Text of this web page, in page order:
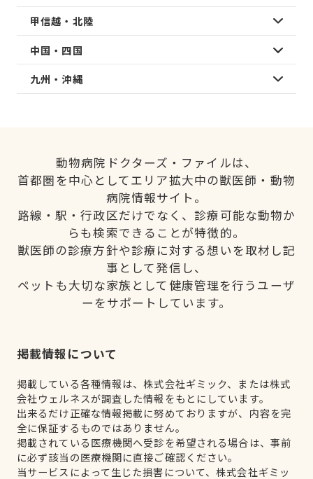
甲信越・北陸
中国・四国
九州・沖縄
動物病院ドクターズ・ファイルは、
首都圏を中心としてエリア拡大中の獣医師・動物
病院情報サイト。
路線・駅・行政区だけでなく、診療可能な動物か
らも検索できることが特徴的。
獣医師の診療方針や診療に対する想いを取材し記
事として発信し、
ペットも大切な家族として健康管理を行うユーザ
ーをサポートしています。
掲載情報について
掲載している各種情報は、株式会社ギミック、または株式
会社ウェルネスが調査した情報をもとにしています。
出来るだけ正確な情報掲載に努めておりますが、内容を完
全に保証するものではありません。
掲載されている医療機関へ受診を希望される場合は、事前
に必ず該当の医療機関に直接ご確認ください。
当サービスによって生じた損害について、株式会社ギミッ